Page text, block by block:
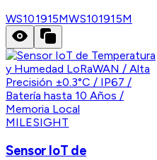
WS101915MWS101915M
MILESIGHT
Sensor IoT de